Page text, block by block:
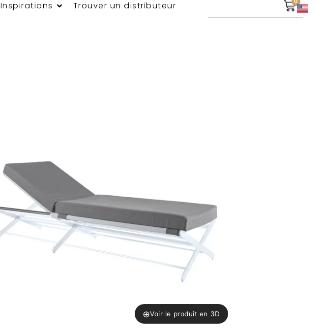
Inspirations
Trouver un distributeur
⊕Voir le produit en 3D